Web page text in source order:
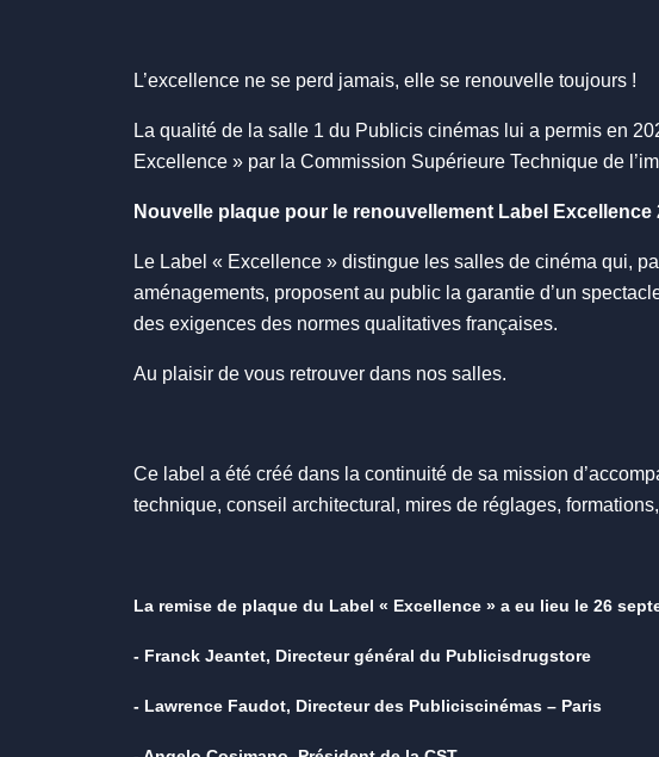
L’excellence ne se perd jamais, elle se renouvelle toujours !
La qualité de la salle 1 du Publicis cinémas lui a permis en
Excellence » par la Commission Supérieure Technique de
Nouvelle plaque pour le renouvellement Label Excellence
Le Label « Excellence » distingue les salles de cinéma qui,
aménagements, proposent au public la garantie d’un
des exigences des normes qualitatives françaises.
Au plaisir de vous retrouver dans nos salles.
Ce label a été créé dans la continuité de sa mission
technique, conseil architectural, mires de réglages,
La remise de plaque du Label « Excellence » a eu lieu le 26
- Franck Jeantet, Directeur général du Publicisdrugstore
- Lawrence Faudot, Directeur des Publiciscinémas – Paris